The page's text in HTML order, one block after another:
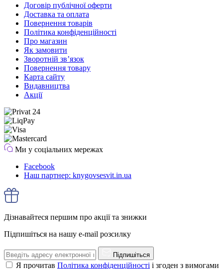
Договір публічної оферти
Доставка та оплата
Повернення товарів
Політика конфіденційності
Про магазин
Як замовити
Зворотній зв’язок
Повернення товару
Карта сайту
Видавництва
Акції
Ми у соціальних мережах
Facebook
Наш партнер: knygovsesvit.in.ua
Дізнавайтеся першим про акції та знижки
Підпишіться на нашу e-mail розсилку
Підпишіться
Я прочитав Політика конфіденційності і згоден з вимогами